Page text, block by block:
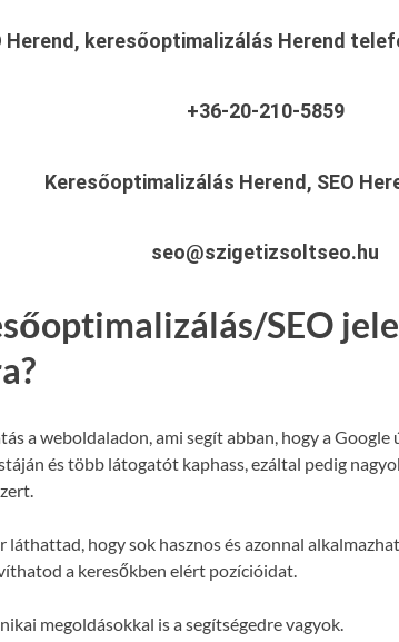
Herend, keresőoptimalizálás Herend
+36-20-210-5859
Keresőoptimalizálás Herend, SEO
seo@szigetizsoltseo.hu
SEO
a weboldaladon, ami segít abban, hogy a
és több látogatót kaphass, ezáltal pedig
hogy sok hasznos és azonnal
a keresőkben elért pozícióidat.
megoldásokkal is a segítségedre vagyok.